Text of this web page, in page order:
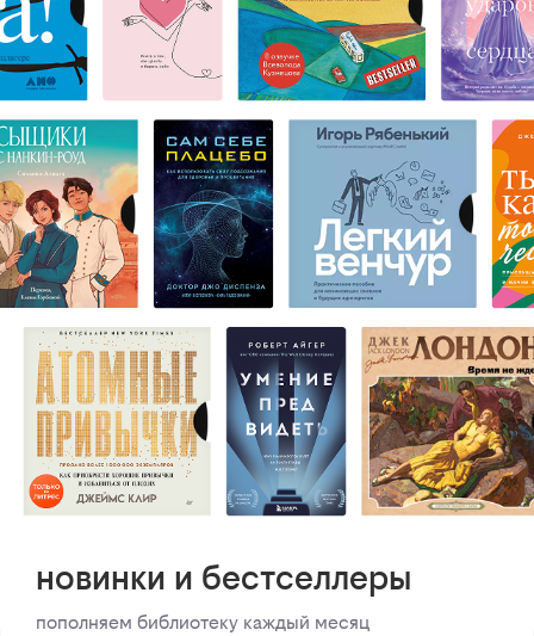
новинки и бестселлеры
пополняем библиотеку каждый месяц